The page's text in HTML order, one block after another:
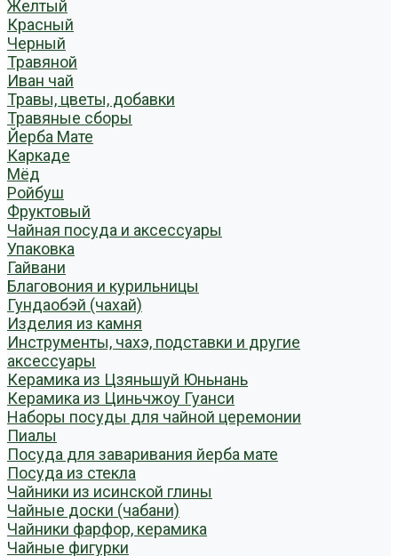
Желтый
Красный
Черный
Травяной
Иван чай
Травы, цветы, добавки
Травяные сборы
Йерба Мате
Каркаде
Мёд
Ройбуш
Фруктовый
Чайная посуда и аксессуары
Упаковка
Гайвани
Благовония и курильницы
Гундаобэй (чахай)
Изделия из камня
Инструменты, чахэ, подставки и другие
аксессуары
Керамика из Цзяньшуй Юньнань
Керамика из Циньчжоу Гуанси
Наборы посуды для чайной церемонии
Пиалы
Посуда для заваривания йерба мате
Посуда из стекла
Чайники из исинской глины
Чайные доски (чабани)
Чайники фарфор, керамика
Чайные фигурки